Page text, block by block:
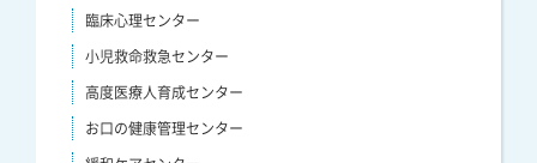
臨床心理センター
小児救命救急センター
高度医療人育成センター
お口の健康管理センター